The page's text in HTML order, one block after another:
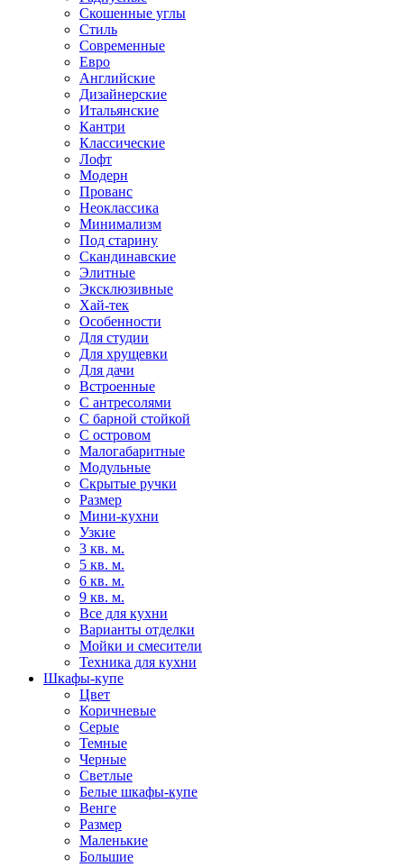
Скошенные углы
Стиль
Современные
Евро
Английские
Дизайнерские
Итальянские
Кантри
Классические
Лофт
Модерн
Прованс
Неоклассика
Минимализм
Под старину
Скандинавские
Элитные
Эксклюзивные
Хай-тек
Особенности
Для студии
Для хрущевки
Для дачи
Встроенные
С антресолями
С барной стойкой
С островом
Малогабаритные
Модульные
Скрытые ручки
Размер
Мини-кухни
Узкие
3 кв. м.
5 кв. м.
6 кв. м.
9 кв. м.
Все для кухни
Варианты отделки
Мойки и смесители
Техника для кухни
Шкафы-купе
Цвет
Коричневые
Серые
Темные
Черные
Светлые
Белые шкафы-купе
Венге
Размер
Маленькие
Большие